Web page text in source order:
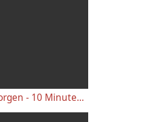
Wach am Morgen - 10 Minuten Yogastunde für Energie